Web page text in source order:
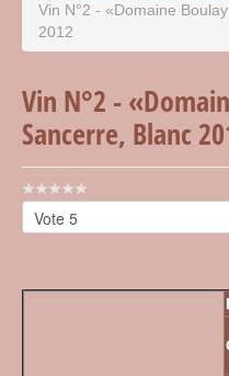
Vin N°2 - «Domaine
2012
Vin N°2 -
Sancerre, Blanc
Vote
utilisateur:
Veuillez
voter